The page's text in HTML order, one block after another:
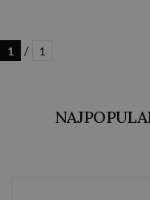
1 / 1